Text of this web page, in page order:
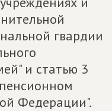
гвардии
и статью 3
Федерации".